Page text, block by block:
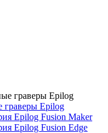
граверы Epilog
Epilog Fusion Maker
Epilog Fusion Edge